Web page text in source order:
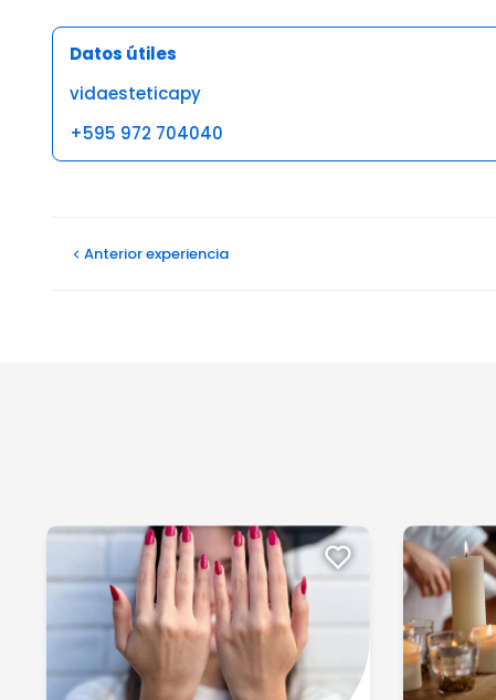
Datos útiles
vidaesteticapy
+595 972 704040
Anteriorexperiencia